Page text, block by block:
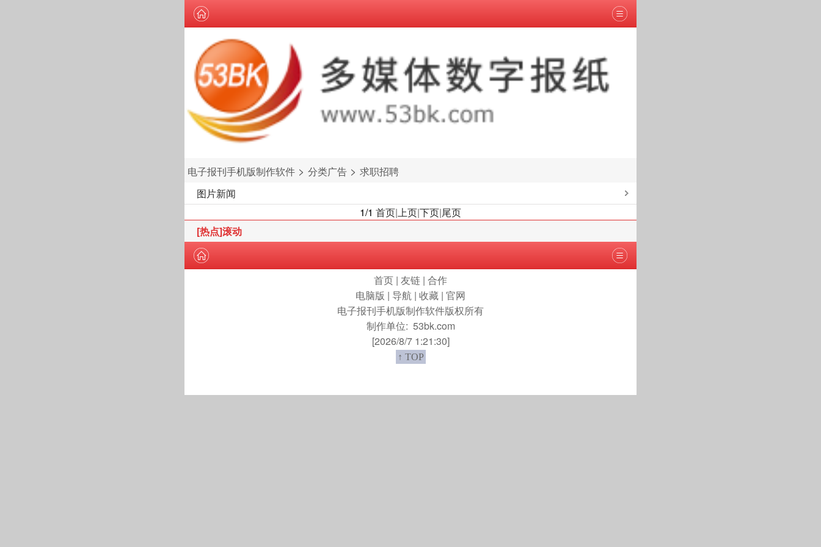
电子报刊手机版制作软件 > 分类广告 > 求职招聘
图片新闻
1/1 首页|上页|下页|尾页
[热点]滚动
首页 | 友链 | 合作
电脑版 | 导航 | 收藏 | 官网
电子报刊手机版制作软件版权所有
制作单位: 53bk.com
[2026/8/7 1:21:30]
↑ TOP